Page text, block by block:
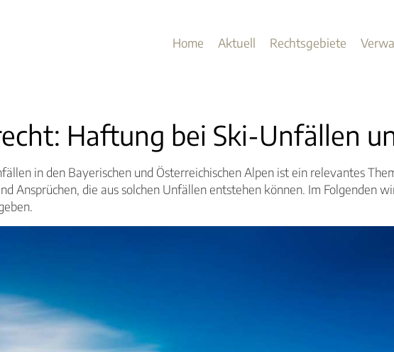
Home Aktuell Rechtsgebiete
Haftung bei Ski-Unfällen
in den Bayerischen und Österreichischen Alpen ist ein relevantes
Ansprüchen, die aus solchen Unfällen entstehen können. Im Folgenden